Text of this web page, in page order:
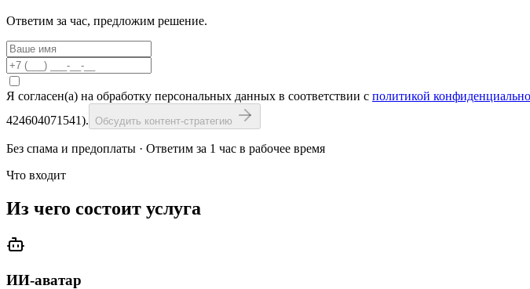
Ответим за час, предложим решение.
Я согласен(а) на обработку персональных данных в соответствии с политикой
424604071541). Обсудить контент-стратегию
Без спама и предоплаты · Ответим за 1 час в рабочее время
Что входит
Из чего состоит услуга
ИИ-аватар